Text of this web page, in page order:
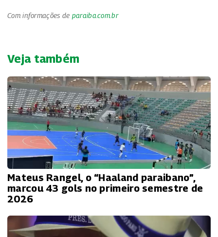
Com informações de paraiba.com.br
Veja também
Mateus Rangel, o “Haaland paraibano”,
marcou 43 gols no primeiro semestre de
2026